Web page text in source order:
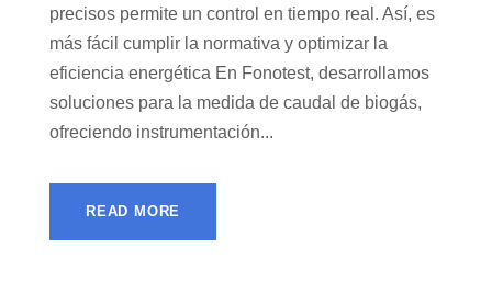
precisos permite un control en tiempo real. Así, es
más fácil cumplir la normativa y optimizar la
eficiencia energética En Fonotest, desarrollamos
soluciones para la medida de caudal de biogás,
ofreciendo instrumentación...
READ MORE